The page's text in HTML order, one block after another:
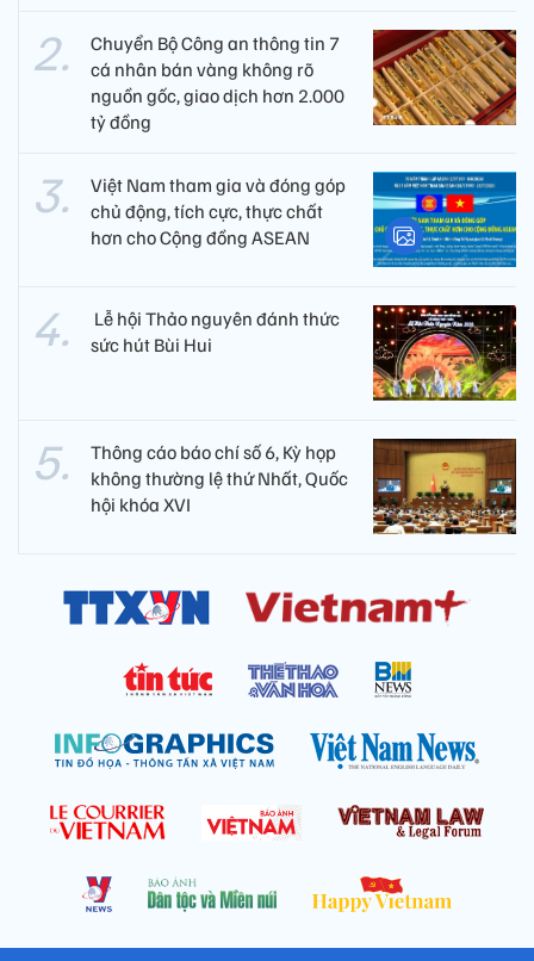
Chuyển Bộ Công an thông tin 7
cá nhân bán vàng không rõ
nguồn gốc, giao dịch hơn 2.000
tỷ đồng
Việt Nam tham gia và đóng góp
chủ động, tích cực, thực chất
hơn cho Cộng đồng ASEAN
​ Lễ hội Thảo nguyên đánh thức
sức hút Bùi Hui
Thông cáo báo chí số 6, Kỳ họp
không thường lệ thứ Nhất, Quốc
hội khóa XVI